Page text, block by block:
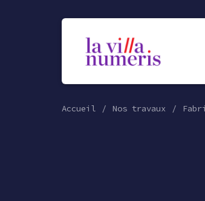
Accueil Nos travaux